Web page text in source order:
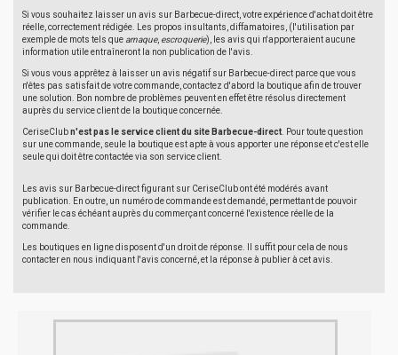
Si vous souhaitez laisser un avis sur Barbecue-direct, votre expérience d'achat doit être
réelle, correctement rédigée. Les propos insultants, diffamatoires, (l'utilisation par
exemple de mots tels que arnaque, escroquerie), les avis qui n'apporteraient aucune
information utile entraîneront la non publication de l'avis.
Si vous vous apprêtez à laisser un avis négatif sur Barbecue-direct parce que vous
n'êtes pas satisfait de votre commande, contactez d'abord la boutique afin de trouver
une solution. Bon nombre de problèmes peuvent en effet être résolus directement
auprès du service client de la boutique concernée.
CeriseClubn'est pas le service client du site Barbecue-direct . Pour toute question
sur une commande, seule la boutique est apte à vous apporter une réponse et c'est elle
seule qui doit être contactée via son service client.
Les avis sur Barbecue-direct figurant sur CeriseClub ont été modérés avant
publication. En outre, un numéro de commande est demandé, permettant de pouvoir
vérifier le cas échéant auprès du commerçant concerné l'existence réelle de la
commande.
Les boutiques en ligne disposent d'un droit de réponse. Il suffit pour cela de nous
contacter en nous indiquant l'avis concerné, et la réponse à publier à cet avis.